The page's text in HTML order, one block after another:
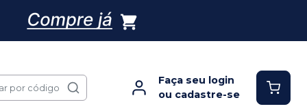
por código
Faça seu login
ou cadastre-se